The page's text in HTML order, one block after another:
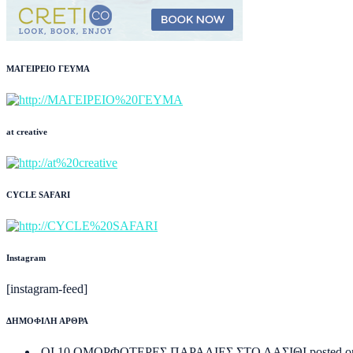
ΜΑΓΕΙΡΕΙΟ ΓΕΥΜΑ
at creative
CYCLE SAFARI
Instagram
[instagram-feed]
ΔΗΜΟΦΙΛΗ ΑΡΘΡΑ